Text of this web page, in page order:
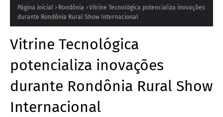
Página inicial Rondônia
Vitrine Tecnológica potencializa inovações
durante Rondônia Rural Show Internacional
Vitrine Tecnológica
potencializa inovações
durante Rondônia Rural Show
Internacional